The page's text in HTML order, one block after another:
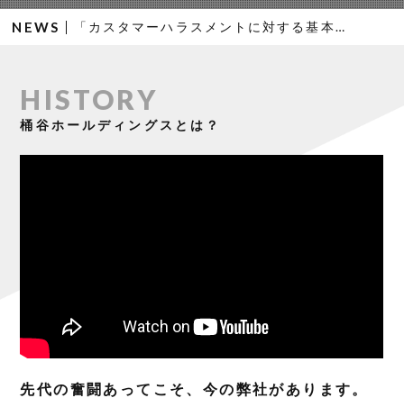
NEWS 「カスタマーハラスメントに対する基本方針」について
HISTORY
桶谷ホールディングスとは？
先代の奮闘あってこそ、今の弊社があります。